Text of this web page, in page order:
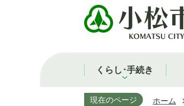
くらし･手続き
現在のページ ホーム